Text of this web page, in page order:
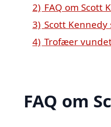
2) FAQ om Scott
3) Scott
4) Trofæer
FAQ om